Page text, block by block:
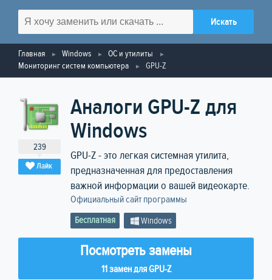
Главная Windows
ОС и утилиты
Мониторинг систем компьютера
GPU-Z
239
Лайк
Аналоги GPU-Z для
Windows
GPU-Z - это легкая системная утилита,
предназначенная для предоставления
важной информации о вашей видеокарте.
Официальный сайт программы
Бесплатная Windows
Посмотреть замены
11 замен для GPU-Z